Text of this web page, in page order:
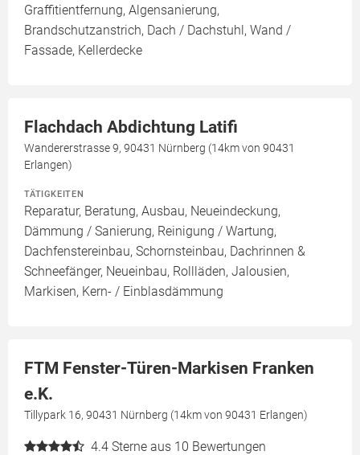
Graffitientfernung, Algensanierung,
Brandschutzanstrich, Dach / Dachstuhl, Wand /
Fassade, Kellerdecke
Flachdach Abdichtung Latifi
Wandererstrasse 9, 90431 Nürnberg (14km von 90431
Erlangen)
TÄTIGKEITEN
Reparatur, Beratung, Ausbau, Neueindeckung,
Dämmung / Sanierung, Reinigung / Wartung,
Dachfenstereinbau, Schornsteinbau, Dachrinnen &
Schneefänger, Neueinbau, Rollläden, Jalousien,
Markisen, Kern- / Einblasdämmung
FTM Fenster-Türen-Markisen Franken
e.K.
Tillypark 16, 90431 Nürnberg (14km von 90431 Erlangen)
4.4 Sterne aus 10 Bewertungen